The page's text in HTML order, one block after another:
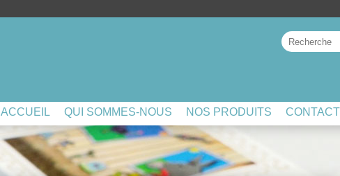
ACCUEIL QUI SOMMES-NOUS NOS PRODUITS CONTACT